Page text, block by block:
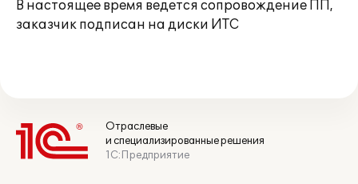
В настоящее время ведется сопровождение ПП,
заказчик подписан на диски ИТС
Отраслевые
и специализированные решения
1С:Предприятие